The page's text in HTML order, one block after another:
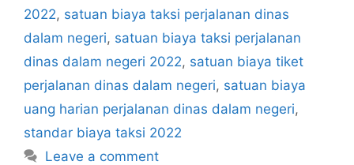
2022, satuan biaya taksi perjalanan dinas
dalam negeri, satuan biaya taksi perjalanan
dinas dalam negeri 2022, satuan biaya tiket
perjalanan dinas dalam negeri, satuan biaya
uang harian perjalanan dinas dalam negeri,
standar biaya taksi 2022
Leave a comment